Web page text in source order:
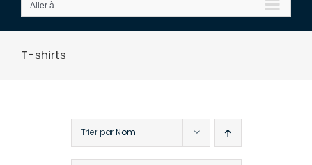
Aller à...
T-shirts
Trier parNom